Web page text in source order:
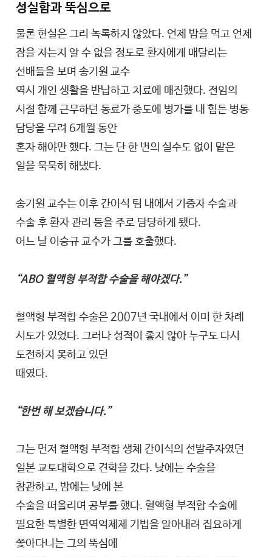
성실함과 뚝심으로
물론 현실은 그리 녹록하지 않았다. 언제 밥을 먹고 언제
잠을 자는지 알 수 없을 정도로 환자에게 매달리는
선배들을 보며 송기원 교수
역시 개인 생활을 반납하고 치료에 매진했다. 전임의
시절 함께 근무하던 동료가 중도에 병가를 내 힘든 병동
담당을 무려 6개월 동안
혼자 해야만 했다. 그는 단 한 번의 실수도 없이 맡은
일을 묵묵히 해냈다.
송기원 교수는 이후 간이식 팀 내에서 기증자 수술과
수술 후 환자 관리 등을 주로 담당하게 됐다.
어느 날 이승규 교수가 그를 호출했다.
“ABO 혈액형 부적합 수술을 해야겠다.”
혈액형 부적합 수술은 2007년 국내에서 이미 한 차례
시도가 있었다. 그러나 성적이 좋지 않아 누구도 다시
도전하지 못하고 있던
때였다.
“한번 해 보겠습니다.”
그는 먼저 혈액형 부적합 생체 간이식의 선발주자였던
일본 교토대학으로 견학을 갔다. 낮에는 수술을
참관하고, 밤에는 낮에 본
수술을 떠올리며 공부를 했다. 혈액형 부적합 수술에
필요한 특별한 면역억제제 기법을 알아내려 집요하게
쫓아다니는 그의 뚝심에